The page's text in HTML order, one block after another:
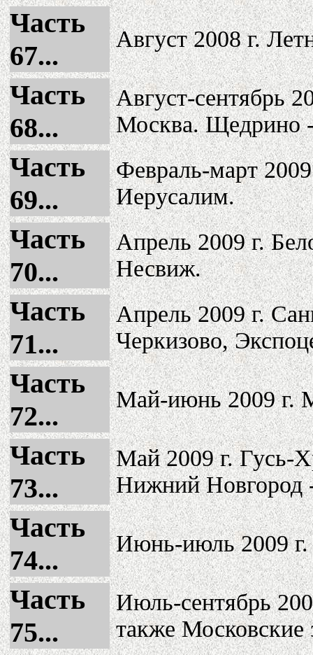
Часть
67...
Август 2008 г.
Часть
68...
Август-сентябрь
Москва. Щедрино
Часть
69...
Февраль-март
Иерусалим.
Часть
70...
Апрель 2009 г.
Несвиж.
Часть
71...
Апрель 2009 г.
Черкизово,
Часть
72...
Май-июнь 2009 г.
Часть
73...
Май 2009 г. Гусь-
Нижний Новгород
Часть
74...
Июнь-июль 2009
Часть
75...
Июль-сентябрь
также Московские